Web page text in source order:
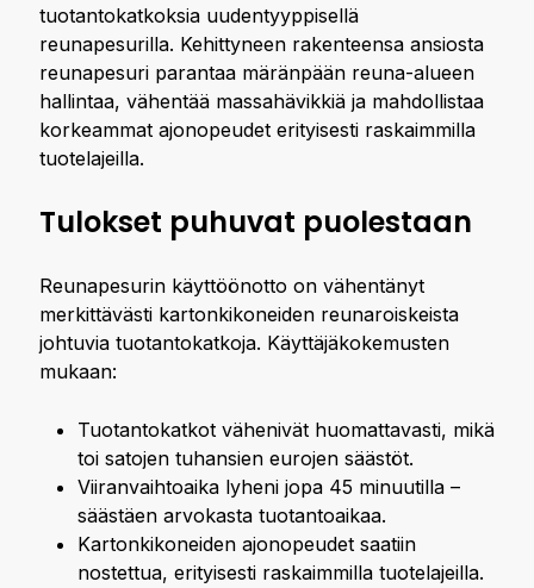
tuotantokatkoksia uudentyyppisellä
reunapesurilla. Kehittyneen rakenteensa ansiosta
reunapesuri parantaa märänpään reuna-alueen
hallintaa, vähentää massahävikkiä ja mahdollistaa
korkeammat ajonopeudet erityisesti raskaimmilla
tuotelajeilla.
Tulokset puhuvat puolestaan
Reunapesurin käyttöönotto on vähentänyt
merkittävästi kartonkikoneiden reunaroiskeista
johtuvia tuotantokatkoja. Käyttäjäkokemusten
mukaan:
Tuotantokatkot vähenivät huomattavasti, mikä
toi satojen tuhansien eurojen säästöt.
Viiranvaihtoaika lyheni jopa 45 minuutilla –
säästäen arvokasta tuotantoaikaa.
Kartonkikoneiden ajonopeudet saatiin
nostettua, erityisesti raskaimmilla tuotelajeilla.